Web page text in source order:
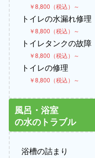
￥8,800（税込）～
トイレの水漏れ修理
￥8,800（税込）～
トイレタンクの故障
￥8,800（税込）～
トイレの修理
￥8,800（税込）～
風呂・浴室
の水のトラブル
浴槽の詰まり